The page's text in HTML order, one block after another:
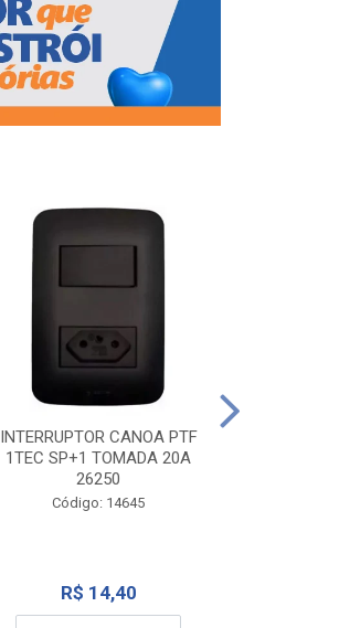
INTERRUPTOR CANOA PTF
1TEC SP+1 TOMADA 20A
26250
Código: 14645
R$ 14,40